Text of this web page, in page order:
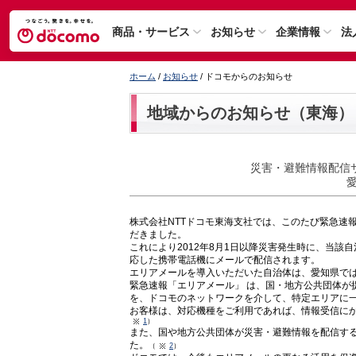
商品・サービス お知らせ 企業情報 法
ホーム / お知らせ / ドコモからのお知らせ
地域からのお知らせ（東海）
災害・避難情報配信
株式会社NTTドコモ東海支社では、このたび緊急速
だきました。
これにより2012年8月1日以降災害発生時に、当該
応した携帯電話機にメールで配信されます。
エリアメールを導入いただいた自治体は、愛知県で
緊急速報「エリアメール」 は、国・地方公共団体
を、ドコモのネットワークを介して、特定エリアに
お客様は、対応機種をご利用であれば、情報受信
1）
また、国や地方公共団体が災害・避難情報を配信
た。
（ 2）